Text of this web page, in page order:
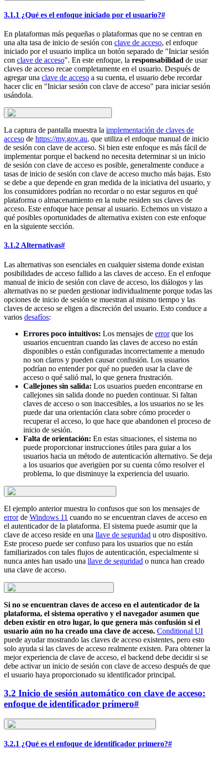
3.1.1 ¿Qué es el enfoque iniciado por el usuario?#
En plataformas más pequeñas o plataformas que no se centran en
una alta tasa de inicio de sesión con clave de acceso, el enfoque
iniciado por el usuario implica un botón separado de "Iniciar sesión
con clave de acceso". En este enfoque, la responsabilidad de usar
claves de acceso recae completamente en el usuario. Después de
agregar una clave de acceso a su cuenta, el usuario debe recordar
hacer clic en "Iniciar sesión con clave de acceso" para iniciar sesión
usándola.
La captura de pantalla muestra la implementación de claves de
acceso de https://my.gov.au, que utiliza el enfoque manual de inicio
de sesión con clave de acceso. Si bien este enfoque es más fácil de
implementar porque el backend no necesita determinar si un inicio
de sesión con clave de acceso es posible, generalmente conduce a
tasas de inicio de sesión con clave de acceso mucho más bajas. Esto
se debe a que depende en gran medida de la iniciativa del usuario, y
los consumidores podrían no recordar o no estar seguros en qué
plataforma o almacenamiento en la nube residen sus claves de
acceso. Este enfoque hace pensar al usuario. Echemos un vistazo a
qué posibles oportunidades de alternativa existen con este enfoque
en la siguiente sección.
3.1.2 Alternativas#
Las alternativas son esenciales en cualquier sistema donde existan
posibilidades de acceso fallido a las claves de acceso. En el enfoque
manual de inicio de sesión con clave de acceso, los diálogos y las
alternativas no se pueden gestionar individualmente porque todas las
opciones de inicio de sesión se muestran al mismo tiempo y las
claves de acceso se eligen a discreción del usuario. Esto conduce a
varios desafíos:
Errores poco intuitivos: Los mensajes de errorque los
usuarios encuentran cuando las claves de acceso no están
disponibles o están configuradas incorrectamente a menudo
no son claros y pueden causar confusión. Los usuarios
podrían no entender por qué no pueden usar la clave de
acceso o qué salió mal, lo que genera frustración.
Callejones sin salida: Los usuarios pueden encontrarse en
callejones sin salida donde no pueden continuar. Si faltan
claves de acceso o son inaccesibles, a los usuarios no se les
puede dar una orientación clara sobre cómo proceder o
recuperar el acceso, lo que hace que abandonen el proceso de
inicio de sesión.
Falta de orientación: En estas situaciones, el sistema no
puede proporcionar instrucciones útiles para guiar a los
usuarios hacia un método de autenticación alternativo. Se deja
a los usuarios que averigüen por su cuenta cómo resolver el
problema, lo que disminuye la experiencia del usuario.
El ejemplo anterior muestra lo confusos que son los mensajes de
errorde Windows 11 cuando no se encuentran claves de acceso en
el autenticador de la plataforma. El sistema puede asumir que la
clave de acceso reside en una llave de seguridad u otro dispositivo.
Este proceso puede ser confuso para los usuarios que no están
familiarizados con tales flujos de autenticación, especialmente si
nunca antes han usado una llave de seguridad o nunca han creado
una clave de acceso.
Si no se encuentran claves de acceso en el autenticador de la
plataforma, el sistema operativo y el navegador asumen que
deben existir en otro lugar, lo que genera más confusión si el
usuario aún no ha creado una clave de acceso. Conditional UI
puede ayudar mostrando las claves de acceso existentes, pero esto
solo ayuda si las claves de acceso realmente existen. Para obtener la
mejor experiencia de clave de acceso, el backend debe decidir si se
debe activar un inicio de sesión con clave de acceso después de que
el usuario haya proporcionado su identificador principal.
3.2 Inicio de sesión automático con clave de acceso:
enfoque de identificador primero#
3.2.1 ¿Qué es el enfoque de identificador primero?#